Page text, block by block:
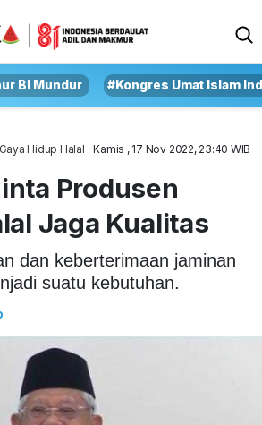
BI Mundur #Kongres Umat Islam
Gaya Hidup Halal Kamis , 17 Nov 2022, 23:40 WIB
Produsen
Jaga Kualitas
dan keberterimaan jaminan
suatu kebutuhan.